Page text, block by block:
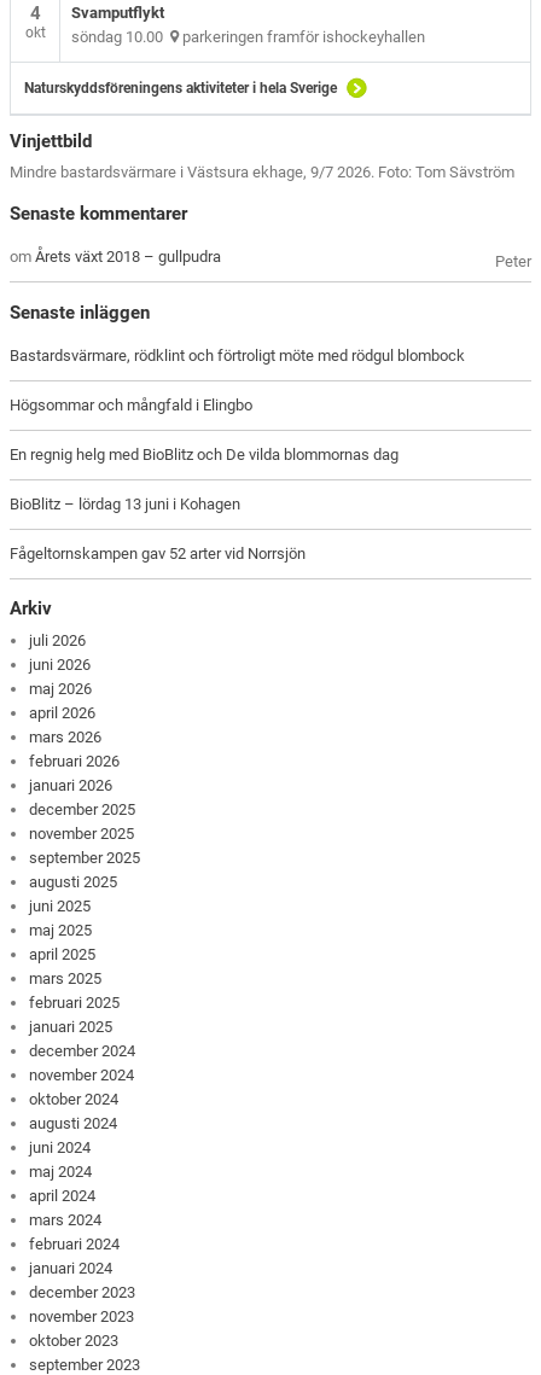
4
okt
Svamputflykt
söndag 10.00 parkeringen framför ishockeyhallen
Naturskyddsföreningens aktiviteter i hela Sverige
Vinjettbild
Mindre bastardsvärmare i Västsura ekhage, 9/7 2026. Foto: Tom Sävström
Senaste kommentarer
Peter
omÅrets växt 2018 – gullpudra
Senaste inläggen
Bastardsvärmare, rödklint och förtroligt möte med rödgul blombock
Högsommar och mångfald i Elingbo
En regnig helg med BioBlitz och De vilda blommornas dag
BioBlitz – lördag 13 juni i Kohagen
Fågeltornskampen gav 52 arter vid Norrsjön
Arkiv
juli 2026
juni 2026
maj 2026
april 2026
mars 2026
februari 2026
januari 2026
december 2025
november 2025
september 2025
augusti 2025
juni 2025
maj 2025
april 2025
mars 2025
februari 2025
januari 2025
december 2024
november 2024
oktober 2024
augusti 2024
juni 2024
maj 2024
april 2024
mars 2024
februari 2024
januari 2024
december 2023
november 2023
oktober 2023
september 2023